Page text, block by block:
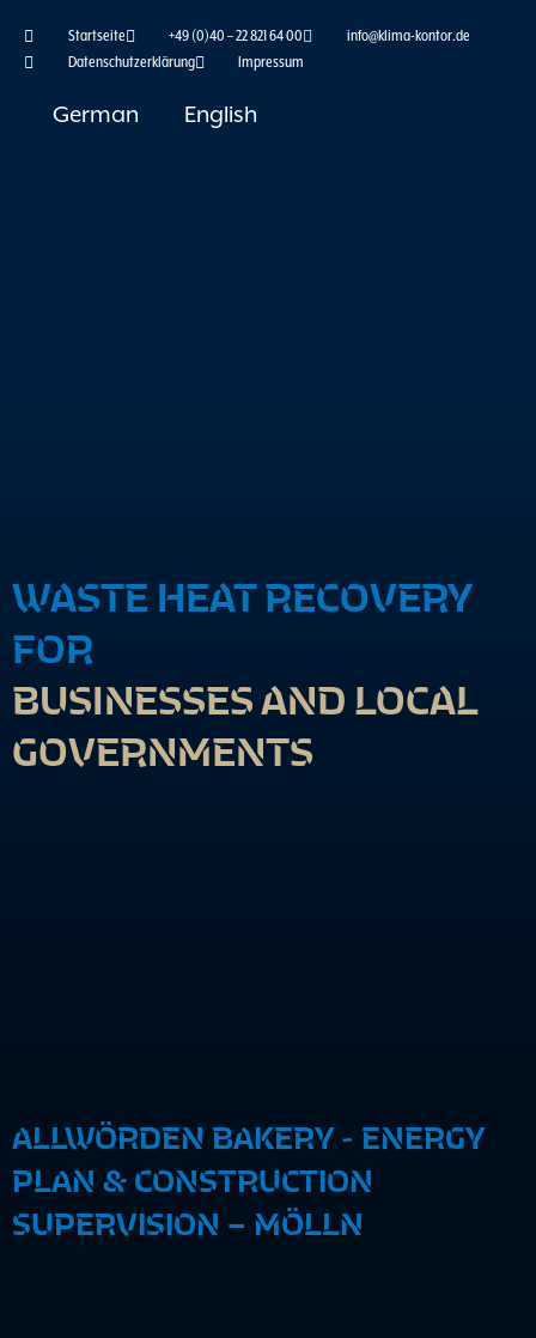
Startseite +49 (0)40 – 22 821 64 00
info@klima-kontor.de
Datenschutzerklärung
Impressum
German English
WASTE HEAT RECOVERY
FOR
BUSINESSES AND LOCAL
GOVERNMENTS
ALLWÖRDEN BAKERY - ENERGY
PLAN & CONSTRUCTION
SUPERVISION – MÖLLN